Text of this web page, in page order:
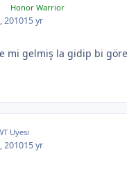
Honor Warrior
201015 yr
mi gelmiş la gidip bi
Uyesi
201015 yr